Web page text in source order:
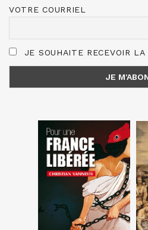
VOTRE COURRIEL
JE SOUHAITE RECEVOIR